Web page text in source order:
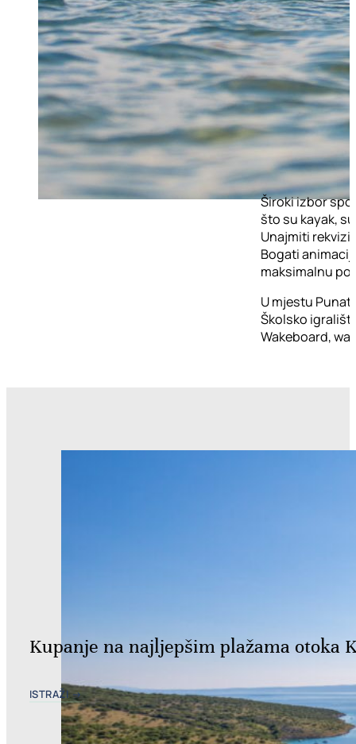
Široki izbor
što su kayak,
Unajmiti
Bogati
maksimalnu
U mjestu Punat:
Školsko
Wakeboard,
Kupanje na najljepšim plažama otoka
ISTRAŽI →